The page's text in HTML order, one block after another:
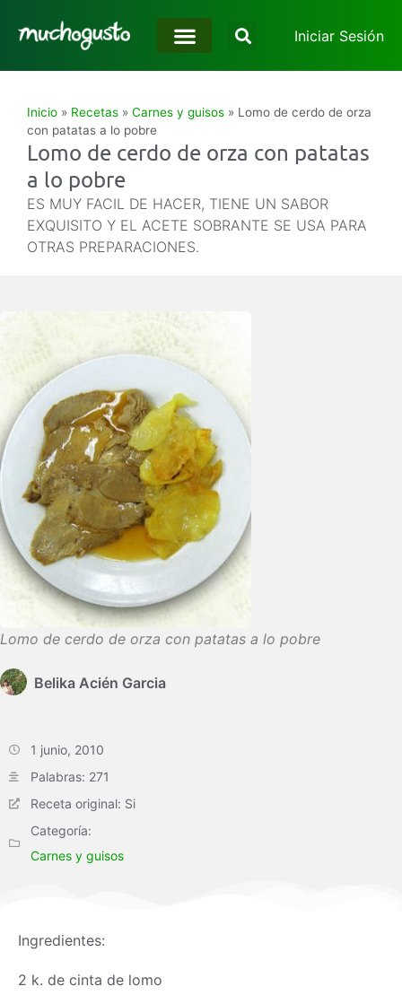
Iniciar Sesión
Inicio » Recetas » Carnes y guisos » Lomo de cerdo de orza
con patatas a lo pobre
Lomo de cerdo de orza con patatas
a lo pobre
ES MUY FACIL DE HACER, TIENE UN SABOR
EXQUISITO Y EL ACETE SOBRANTE SE USA PARA
OTRAS PREPARACIONES.
Lomo de cerdo de orza con patatas a lo pobre
Belika Acién Garcia
1 junio, 2010
Palabras: 271
Receta original: Si
Categoría:
Carnes y guisos
Ingredientes:
2 k. de cinta de lomo